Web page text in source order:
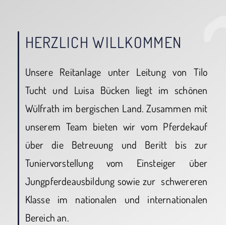
HERZLICH WILLKOMMEN
Unsere Reitanlage unter Leitung von Tilo
Tucht und Luisa Bücken liegt im schönen
Wülfrath im bergischen Land. Zusammen mit
unserem Team bieten wir vom Pferdekauf
über die Betreuung und Beritt bis zur
Tuniervorstellung vom Einsteiger über
Jungpferdeausbildung sowie zur schwereren
Klasse im nationalen und internationalen
Bereich an.